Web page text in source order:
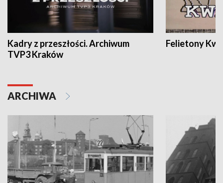
Kadry z przeszłości. Archiwum
TVP3 Kraków
Felietony
ARCHIWA